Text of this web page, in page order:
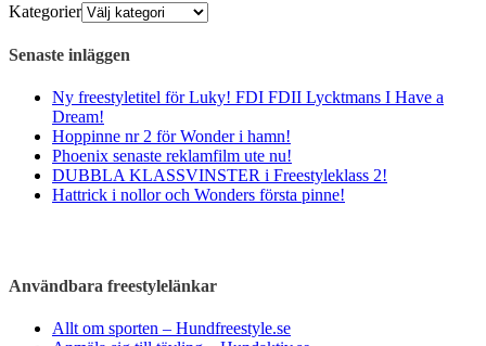
Kategorier
Senaste inläggen
Ny freestyletitel för Luky! FDI FDII Lycktmans I Have a
Dream!
Hoppinne nr 2 för Wonder i hamn!
Phoenix senaste reklamfilm ute nu!
DUBBLA KLASSVINSTER i Freestyleklass 2!
Hattrick i nollor och Wonders första pinne!
Användbara freestylelänkar
Allt om sporten – Hundfreestyle.se